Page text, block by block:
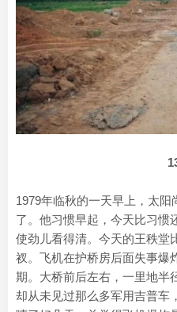
1979年临秋的一天早上，太
了。他习惯早起，今天比习惯
使劲儿看得清。今天的王秩堂
衩。飞机在护桥房后面失事爆
期。大桥前后左右，一里地半
却从未见过那么多军用吉普车